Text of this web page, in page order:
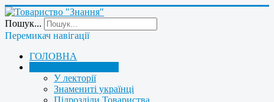
Пошук...
Перемикач навігації
ГОЛОВНА
У лекторії
Знамениті українці
Підрозділи Товариства